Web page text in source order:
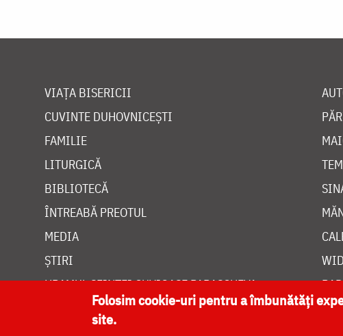
VIAȚA BISERICII
CUVINTE DUHOVNICEȘTI
FAMILIE
LITURGICĂ
BIBLIOTECĂ
ÎNTREABĂ PREOTUL
MEDIA
ȘTIRI
HRAMUL SFINTEI CUVIOASE PARASCHEVA
Folosim cookie-uri pentru a îmbunătăți
site.